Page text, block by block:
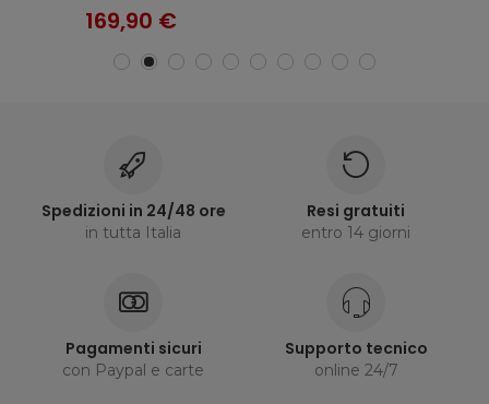
169,90 €
Spedizioni in 24/48 ore
in tutta Italia
Resi gratuiti
entro 14 giorni
Pagamenti sicuri
con Paypal e carte
Supporto tecnico
online 24/7